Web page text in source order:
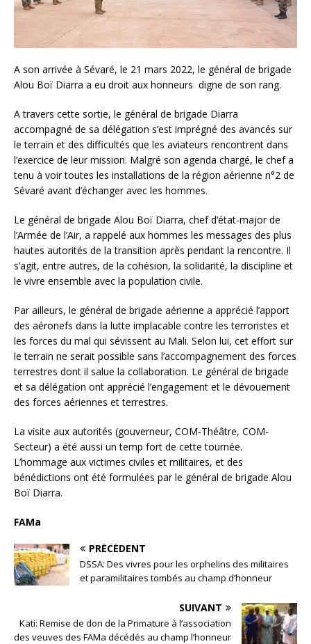
A son arrivée à Sévaré, le 21 mars 2022, le général de brigade
Alou Boï Diarra a eu droit aux honneurs digne de son rang.
A travers cette sortie, le général de brigade Diarra
accompagné de sa délégation s’est imprégné des avancés sur
le terrain et des difficultés que les aviateurs rencontrent dans
l’exercice de leur mission. Malgré son agenda chargé, le chef a
tenu à voir toutes les installations de la région aérienne n°2 de
Sévaré avant d’échanger avec les hommes.
Le général de brigade Alou Boï Diarra, chef d’état-major de
l’Armée de l’Air, a rappelé aux hommes les messages des plus
hautes autorités de la transition après pendant la rencontre. Il
s’agit, entre autres, de la cohésion, la solidarité, la discipline et
le vivre ensemble avec la population civile.
Par ailleurs, le général de brigade aérienne a apprécié l’apport
des aéronefs dans la lutte implacable contre les terroristes et
les forces du mal qui sévissent au Mali. Selon lui, cet effort sur
le terrain ne serait possible sans l’accompagnement des forces
terrestres dont il salue la collaboration. Le général de brigade
et sa délégation ont apprécié l’engagement et le dévouement
des forces aériennes et terrestres.
La visite aux autorités (gouverneur, COM-Théâtre, COM-
Secteur) a été aussi un temp fort de cette tournée.
L’hommage aux victimes civiles et militaires, et des
bénédictions ont été formulées par le général de brigade Alou
Boï Diarra.
FAMa
PRÉCÉDENT
DSSA: Des vivres pour les orphelins des militaires
et paramilitaires tombés au champ d’honneur
SUIVANT
Kati: Remise de don de la Primature à l’association
des veuves des FAMa décédés au champ l’honneur